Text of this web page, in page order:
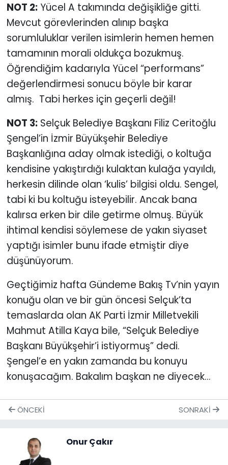
NOT 2:Yücel A takımında değişikliğe gitti.
Mevcut görevlerinden alınıp başka
sorumluluklar verilen isimlerin hemen hemen
tamamının morali oldukça bozukmuş.
Öğrendiğim kadarıyla Yücel “performans”
değerlendirmesi sonucu böyle bir karar
almış. Tabi herkes için geçerli değil!
NOT 3:Selçuk Belediye Başkanı Filiz Ceritoğlu
Şengel’in İzmir Büyükşehir Belediye
Başkanlığına aday olmak istediği, o koltuğa
kendisine yakıştırdığı kulaktan kulağa yayıldı,
herkesin dilinde olan ‘kulis’ bilgisi oldu. Sengel,
tabi ki bu koltuğu isteyebilir. Ancak bana
kalırsa erken bir dile getirme olmuş. Büyük
ihtimal kendisi söylemese de yakın siyaset
yaptığı isimler bunu ifade etmiştir diye
düşünüyorum.
Geçtiğimiz hafta Gündeme Bakış Tv’nin yayın
konuğu olan ve bir gün öncesi Selçuk’ta
temaslarda olan AK Parti İzmir Milletvekili
Mahmut Atilla Kaya bile, “Selçuk Belediye
Başkanı Büyükşehir’i istiyormuş” dedi.
Şengel’e en yakın zamanda bu konuyu
konuşacağım. Bakalım başkan ne diyecek...
ÖNCEKI SONRAKI
Onur Çakır